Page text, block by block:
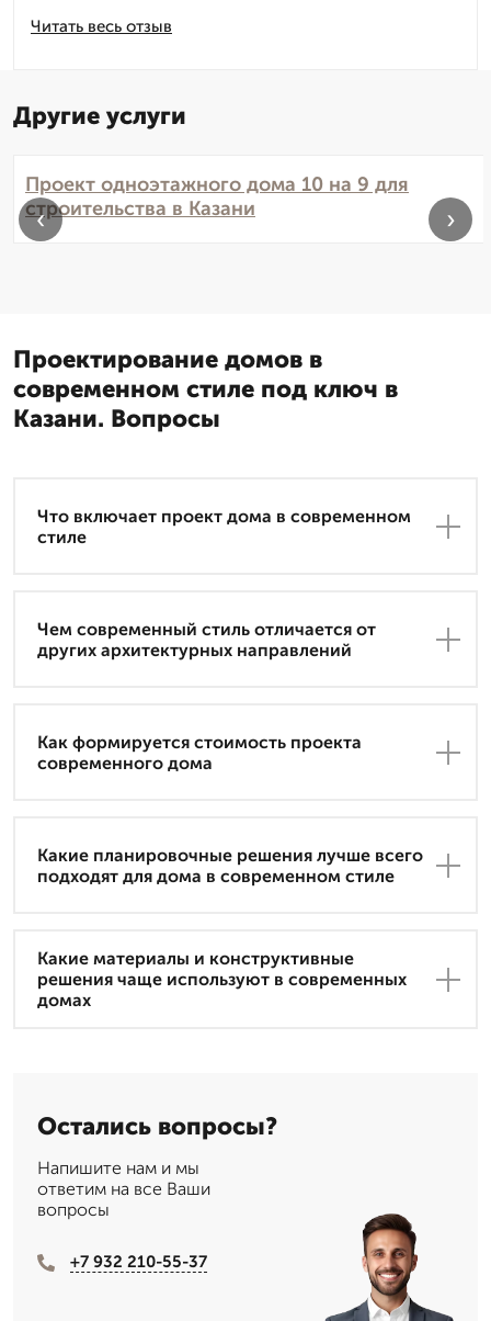
Читать весь отзыв
Другие услуги
Проект одноэтажного дома 10 на 9 для
строительства в Казани
‹ ›
Проектирование домов в
современном стиле под ключ в
Казани. Вопросы
Что включает проект дома в современном
стиле
Чем современный стиль отличается от
других архитектурных направлений
Как формируется стоимость проекта
современного дома
Какие планировочные решения лучше всего
подходят для дома в современном стиле
Какие материалы и конструктивные
решения чаще используют в современных
домах
Остались вопросы?
Напишите нам и мы
ответим на все Ваши
вопросы
+7 932 210-55-37